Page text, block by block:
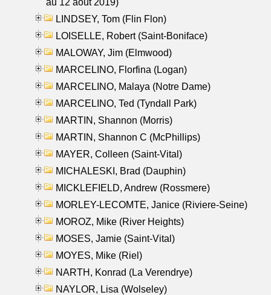
LINDSEY, Tom (Flin Flon)
LOISELLE, Robert (Saint-Boniface)
MALOWAY, Jim (Elmwood)
MARCELINO, Florfina (Logan)
MARCELINO, Malaya (Notre Dame)
MARCELINO, Ted (Tyndall Park)
MARTIN, Shannon (Morris)
MARTIN, Shannon C (McPhillips)
MAYER, Colleen (Saint-Vital)
MICHALESKI, Brad (Dauphin)
MICKLEFIELD, Andrew (Rossmere)
MORLEY-LECOMTE, Janice (Riviere-Seine)
MOROZ, Mike (River Heights)
MOSES, Jamie (Saint-Vital)
MOYES, Mike (Riel)
NARTH, Konrad (La Verendrye)
NAYLOR, Lisa (Wolseley)